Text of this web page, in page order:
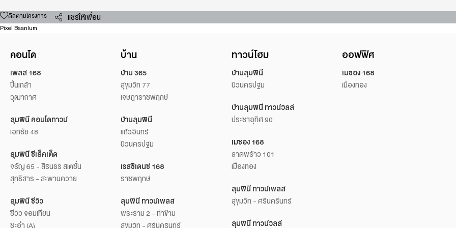
ติดตามโครงการ แชร์ให้เพื่อน
Pixel Baanlum
คอนโด
เพลส 168
ปิ่นเกล้า
วุฒากาศ
ลุมพินี คอนโดทาวน์
เอกชัย 48
ลุมพินี ซีเล็คเต็ด
จรัญ 65 - สิรินธร สเตชั่น
สุทธิสาร - สะพานควาย
ลุมพินี ซีวิว
ซีวิว จอมเทียน
ชะอำ (A)
บ้าน
บ้าน 365
สุขุมวิท 77
เจษฎาราชพฤกษ์
บ้านลุมพินี
แก้วอินทร์
นิวนครปฐม
เรสซิเดนซ์ 168
ราชพฤกษ์
ลุมพินี ทาวน์เพลส
พระราม 2 - ท่าข้าม
สุขุมวิท - ศรีนครินทร์
ทาวน์โฮม
บ้านลุมพินี
นิวนครปฐม
บ้านลุมพินี ทาวน์วิลล์
ประชาอุทิศ 90
เมซอง 168
ลาดพร้าว 101
เมืองทอง
ลุมพินี ทาวน์เพลส
สุขุมวิท - ศรีนครินทร์
ลุมพินี ทาวน์วิลล์
ออฟฟิศ
เมซอง 168
เมืองทอง